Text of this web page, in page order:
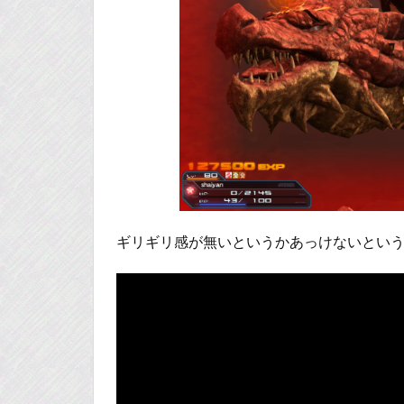
ギリギリ感が無いというかあっけないとい